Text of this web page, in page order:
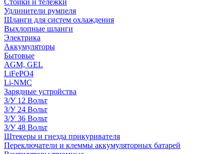
Стойки и тележки
Удлинители румпеля
Шланги для систем охлаждения
Выхлопные шланги
Электрика
Аккумуляторы
Бытовые
AGM, GEL
LiFePO4
Li-NMC
Зарядные устройства
З/У 12 Вольт
З/У 24 Вольт
З/У 36 Вольт
З/У 48 Вольт
Штекеры и гнезда прикуривателя
Переключатели и клеммы аккумуляторных батарей